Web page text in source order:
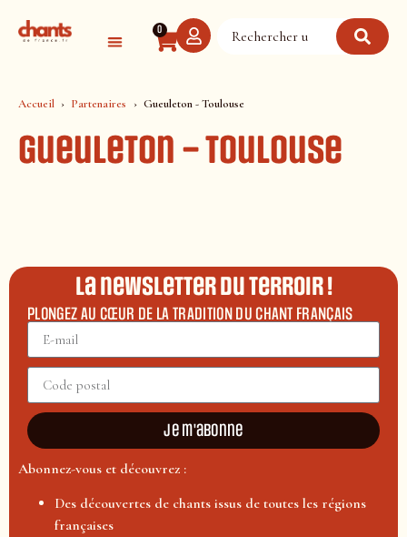
0
Accueil Partenaires Gueuleton - Toulouse
Gueuleton – Toulouse
La newsletter du terroir !
PLONGEZ AU CŒUR DE LA TRADITION DU CHANT FRANÇAIS
Je m'abonne
Abonnez-vous et découvrez :
Des découvertes de chants issus de toutes les régions
françaises